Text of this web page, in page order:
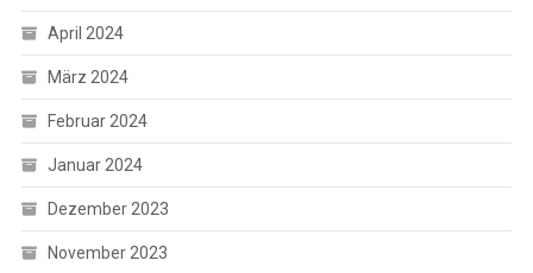
April 2024
März 2024
Februar 2024
Januar 2024
Dezember 2023
November 2023